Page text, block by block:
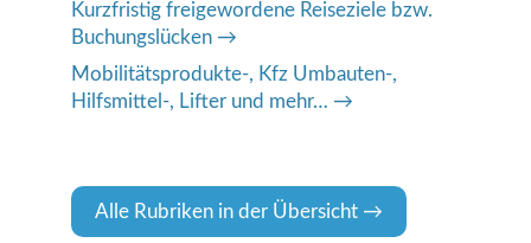
Kurzfristig freigewordene Reiseziele bzw.
Buchungslücken
Mobilitätsprodukte-, Kfz Umbauten-,
Hilfsmittel-, Lifter und mehr…
Alle Rubriken in der Übersicht